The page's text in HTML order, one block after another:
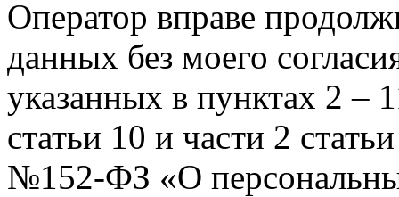
Оператор вправе
данных без моего
указанных в пунктах 2 –
статьи 10 и части 2
№152-ФЗ «О